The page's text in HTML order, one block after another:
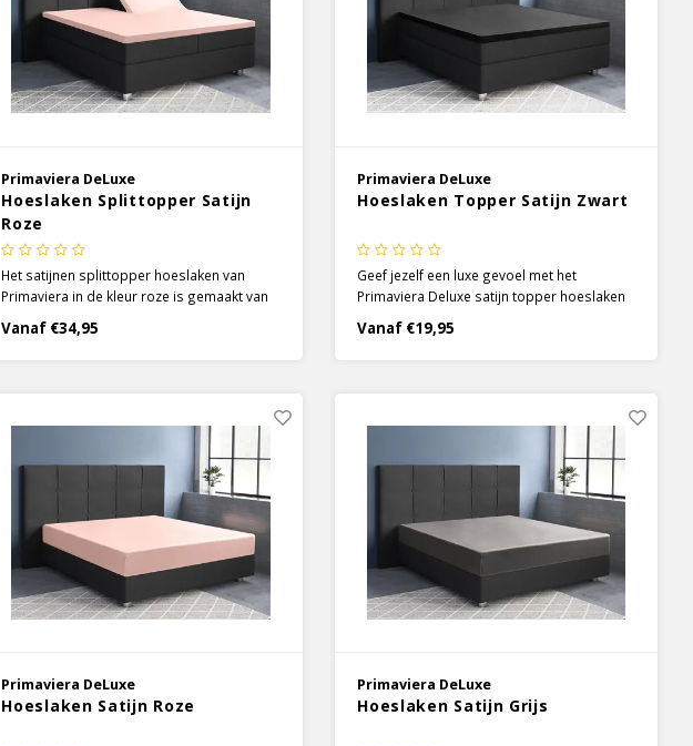
Primaviera DeLuxe
Hoeslaken Splittopper Satijn
Roze
Het satijnen splittopper hoeslaken van
Primaviera in de kleur roze is gemaakt van
lang, zodat het hoeslaken moeiteloos
meebeweegt met de individuele
Vanaf €34,95
Primaviera DeLuxe
Hoeslaken Topper Satijn Zwart
Geef jezelf een luxe gevoel met het
Primaviera Deluxe satijn topper hoeslaken
satijnen weeftechniek wordt het 100%
katoen heerlijk zacht en soepel en krijgt het
Vanaf €19,95
Primaviera DeLuxe
Hoeslaken Satijn Roze
Primaviera DeLuxe
Hoeslaken Satijn Grijs